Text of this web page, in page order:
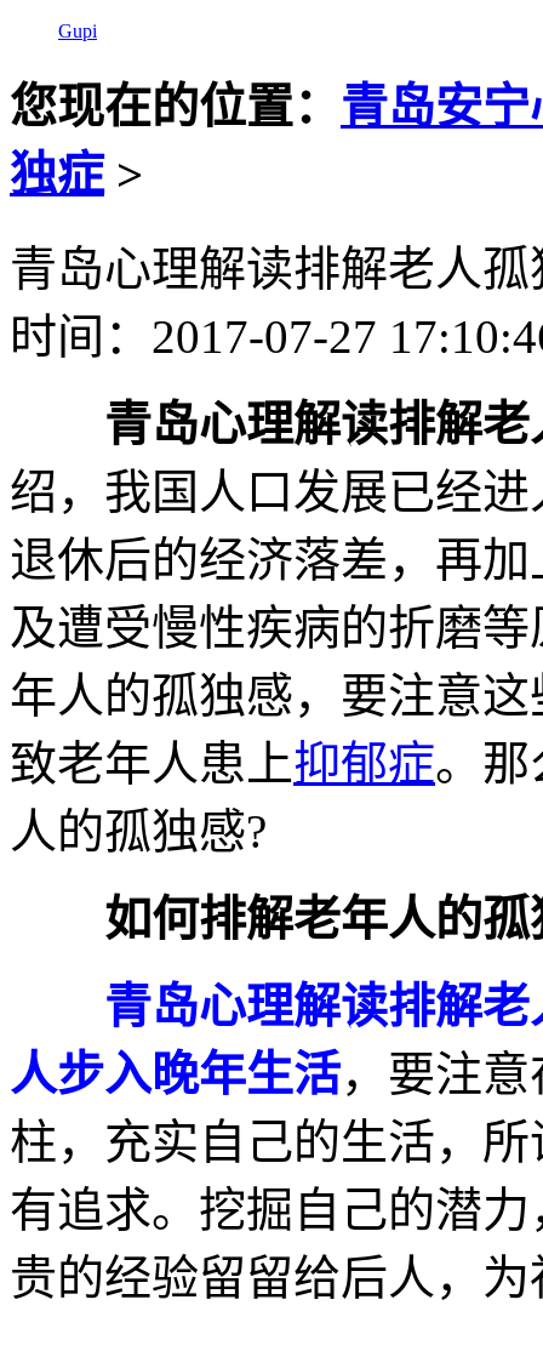
Gupi
您现在的位置： 青岛安
独症>
青岛心理解读排解老人
时间：2017-07-27
青岛心理解读排解老
绍，我国人口发展已经
退休后的经济落差，再
及遭受慢性疾病的折磨
年人的孤独感，要注意
致老年人患上抑郁症。那
人的孤独感?
如何排解老年人的孤
青岛心理解读排解老
人步入晚年生活，要注
柱，充实自己的生活，
有追求。挖掘自己的潜
贵的经验留留给后人，